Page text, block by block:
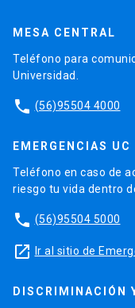
MESA CENTRAL
Teléfono para
Universidad.
phone (56)95504 4000
EMERGENCIAS UC
Teléfono en caso de
riesgo tu vida dentro
phone (56)95504 5000
launch Ir al sitio de
DISCRIMINACIÓN